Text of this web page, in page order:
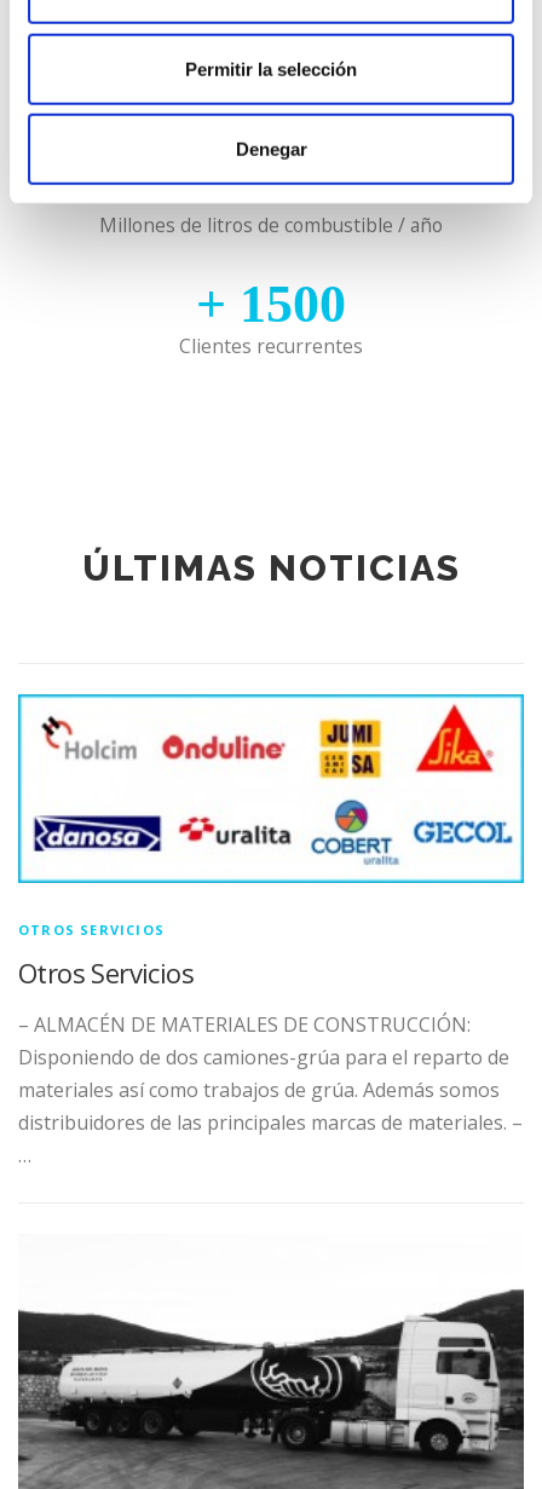
Permitir la selección
Denegar
+ 300
Derribos
+ 4.5
Millones de litros de combustible / año
+ 1500
Clientes recurrentes
ÚLTIMAS NOTICIAS
OTROS SERVICIOS
Otros Servicios
– ALMACÉN DE MATERIALES DE CONSTRUCCIÓN:
Disponiendo de dos camiones-grúa para el reparto de
materiales así como trabajos de grúa. Además somos
distribuidores de las principales marcas de materiales. –
…